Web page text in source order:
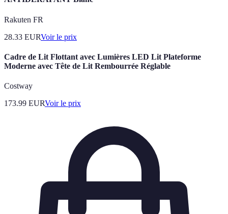
Rakuten FR
28.33 EURVoir le prix
Cadre de Lit Flottant avec Lumières LED Lit Plateforme
Moderne avec Tête de Lit Rembourrée Réglable
Costway
173.99 EURVoir le prix